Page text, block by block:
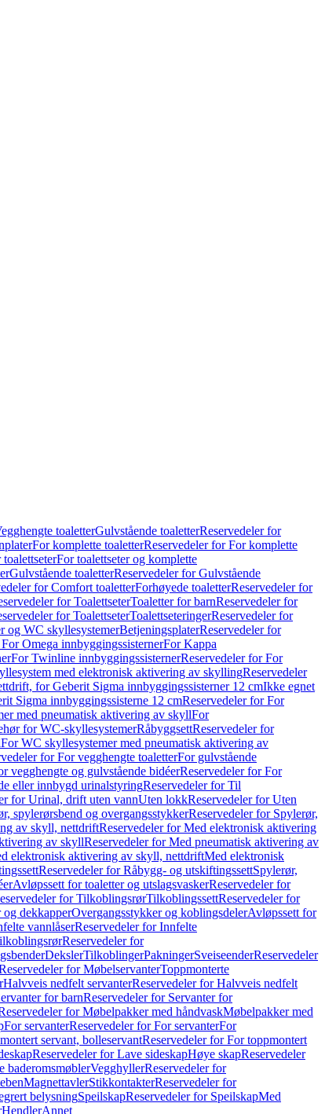
toaletterGulvstående toaletterReservedeler for
For komplette toaletterReservedeler for For komplette
For toalettseter og komplette
Gulvstående toaletterReservedeler for Gulvstående
for Comfort toaletterForhøyede toaletterReservedeler for
for ToalettseterToaletter for barnReservedeler for
for ToalettseterToalettseteringerReservedeler for
og WC skyllesystemerBetjeningsplaterReservedeler for
Omega innbyggingssisternerFor Kappa
For Twinline innbyggingssisternerReservedeler for For
med elektronisk aktivering av skyllingReservedeler
for Geberit Sigma innbyggingssisterner 12 cmIkke egnet
Sigma innbyggingssisterne 12 cmReservedeler for For
med pneumatisk aktivering av skyllFor
for WC-skyllesystemerRåbyggsettReservedeler for
For WC skyllesystemer med pneumatisk aktivering av
for For vegghengte toaletterFor gulvstående
vegghengte og gulvstående bidéerReservedeler for For
eller innbygd urinalstyringReservedeler for Til
for Urinal, drift uten vannUten lokkReservedeler for Uten
spylerørsbend og overgangsstykkerReservedeler for Spylerør,
av skyll, nettdriftReservedeler for Med elektronisk aktivering
av skyllReservedeler for Med pneumatisk aktivering av
elektronisk aktivering av skyll, nettdriftMed elektronisk
Reservedeler for Råbygg- og utskiftingssettSpylerør,
Avløpssett for toaletter og utslagsvaskerReservedeler for
for TilkoblingsrørTilkoblingssettReservedeler for
og dekkapperOvergangsstykker og koblingsdelerAvløpssett for
vannlåserReservedeler for Innfelte
Reservedeler for
DekslerTilkoblingerPakningerSveiseenderReservedeler
for MøbelservanterToppmonterte
Halvveis nedfelt servanterReservedeler for Halvveis nedfelt
for barnReservedeler for Servanter for
for Møbelpakker med håndvaskMøbelpakker med
For servanterReservedeler for For servanterFor
servant, bolleservantReservedeler for For toppmontert
Reservedeler for Lave sideskapHøye skapReservedeler
baderomsmøblerVegghyllerReservedeler for
MagnettavlerStikkontakterReservedeler for
belysningSpeilskapReservedeler for SpeilskapMed
HendlerAnnet